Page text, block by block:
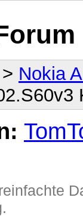
> Nokia